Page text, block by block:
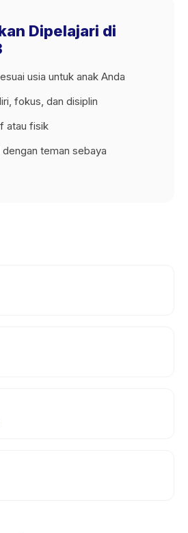
Dipelajari di
usia untuk anak Anda
fokus, dan disiplin
atau fisik
teman sebaya